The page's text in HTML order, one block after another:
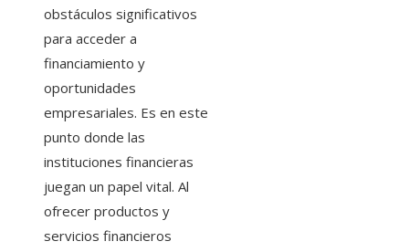
obstáculos significativos
para acceder a
financiamiento y
oportunidades
empresariales. Es en este
punto donde las
instituciones financieras
juegan un papel vital. Al
ofrecer productos y
servicios financieros